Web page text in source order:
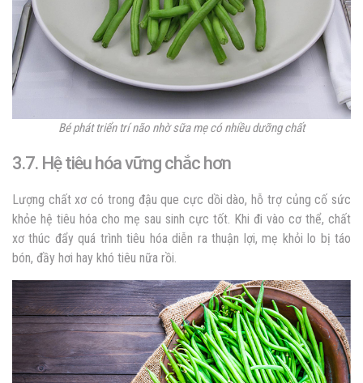
Bé phát triển trí não nhờ sữa mẹ có nhiều dưỡng chất
3.7. Hệ tiêu hóa vững chắc hơn
Lượng chất xơ có trong đậu que cực dồi dào, hỗ trợ củng cố sức
khỏe hệ tiêu hóa cho mẹ sau sinh cực tốt. Khi đi vào cơ thể, chất
xơ thúc đẩy quá trình tiêu hóa diễn ra thuận lợi, mẹ khỏi lo bị táo
bón, đầy hơi hay khó tiêu nữa rồi.